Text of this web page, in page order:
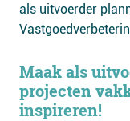
als uitvoerder
Maak als
projecten
inspireren!